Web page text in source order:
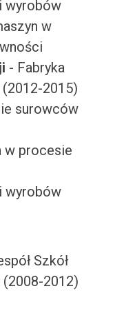
wyrobów
w
- Fabryka
2015)
surowców
w procesie
wyrobów
Szkół
(2008-2012)